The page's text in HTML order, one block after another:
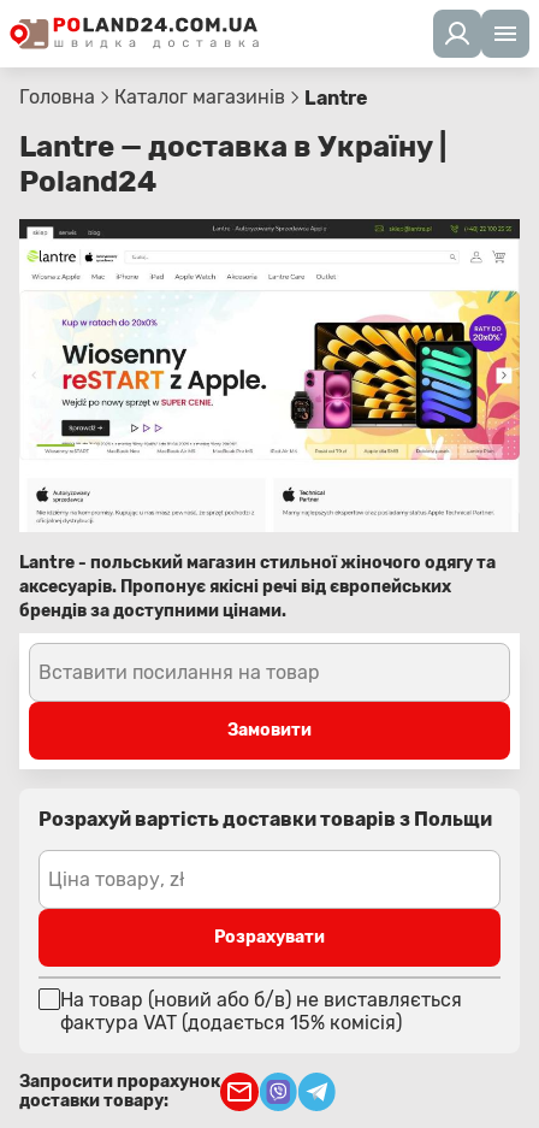
Головна Каталог магазинів Lantre
Lantre — доставка в Україну |
Poland24
Lantre - польський магазин стильної жіночого одягу та
аксесуарів. Пропонує якісні речі від європейських
брендів за доступними цінами.
Вставити посилання на товар
Замовити
Розрахуй вартість доставки товарів з Польщи
Ціна товару, zł
Розрахувати
На товар (новий або б/в) не виставляється
фактура VAT (додається 15% комісія)
Запросити прорахунок
доставки товару: